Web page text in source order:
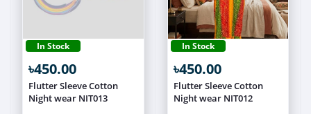
In Stock
৳450.00
Flutter Sleeve Cotton
Night wear NIT013
In Stock
৳450.00
Flutter Sleeve Cotton
Night wear NIT012